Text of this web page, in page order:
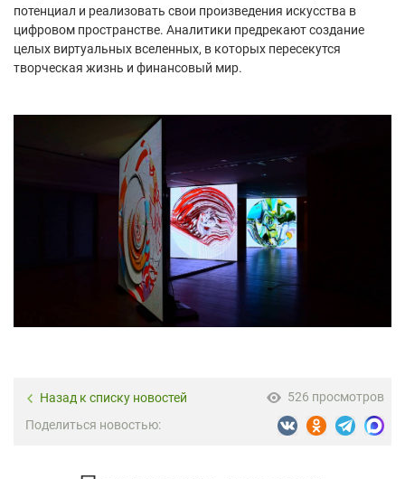
потенциал и реализовать свои произведения искусства в
цифровом пространстве. Аналитики предрекают создание
целых виртуальных вселенных, в которых пересекутся
творческая жизнь и финансовый мир.
Назад к списку новостей
526 просмотров
Поделиться новостью: